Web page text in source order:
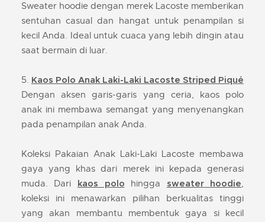
Sweater hoodie dengan merek Lacoste memberikan
sentuhan casual dan hangat untuk penampilan si
kecil Anda. Ideal untuk cuaca yang lebih dingin atau
saat bermain di luar.
5. Kaos Polo Anak Laki-Laki Lacoste Striped Piqué
Dengan aksen garis-garis yang ceria, kaos polo
anak ini membawa semangat yang menyenangkan
pada penampilan anak Anda.
Koleksi Pakaian Anak Laki-Laki Lacoste membawa
gaya yang khas dari merek ini kepada generasi
muda. Dari
kaos polo hingga sweater hoodie,
koleksi ini menawarkan pilihan berkualitas tinggi
yang akan membantu membentuk gaya si kecil